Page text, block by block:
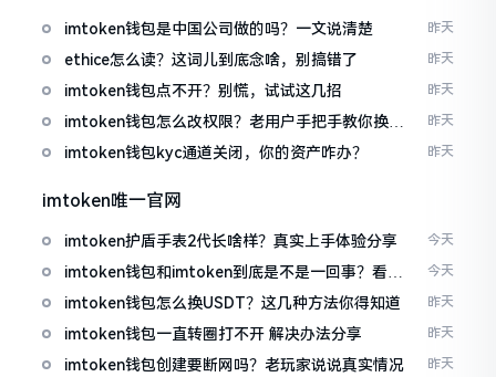
imtoken钱包是中国公司做的吗？一文说清楚 昨天
ethice怎么读？这词儿到底念啥，别搞错了 昨天
imtoken钱包点不开？别慌，试试这几招 昨天
imtoken钱包怎么改权限？老用户手把手教你换主
人
昨天
imtoken钱包kyc通道关闭，你的资产咋办？ 昨天
imtoken唯一官网
imtoken护盾手表2代长啥样？真实上手体验分享 今天
imtoken钱包和imtoken到底是不是一回事？看完
就懂了
今天
imtoken钱包怎么换USDT？这几种方法你得知道 昨天
imtoken钱包一直转圈打不开 解决办法分享 昨天
imtoken钱包创建要断网吗？老玩家说说真实情况 昨天